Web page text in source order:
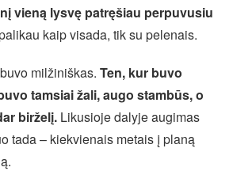
vieną lysvę patręšiau perpuvusiu
kaip visada, tik su pelenais.
milžiniškas. Ten, kur buvo
tamsiai žali, augo stambūs, o
birželį. Likusioje dalyje augimas
tada – kiekvienais metais į planą